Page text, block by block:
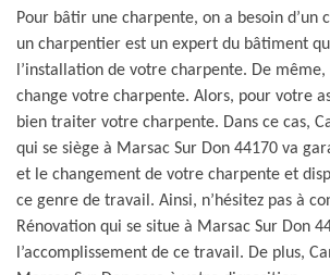
Pour bâtir une charpente, on a besoin d’un
un charpentier est un expert du bâtiment
l’installation de votre charpente. De
change votre charpente. Alors, pour votre
bien traiter votre charpente. Dans ce cas,
qui se siège à Marsac Sur Don 44170 va
et le changement de votre charpente et
ce genre de travail. Ainsi, n’hésitez pas à
Rénovation qui se situe à Marsac Sur Don
l’accomplissement de ce travail. De plus,